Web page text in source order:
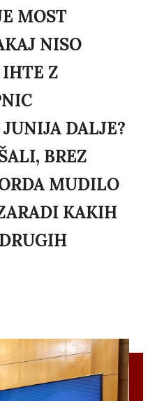
MOST
NISO
IHTE Z
DALJE?
BREZ
MUDILO
KAKIH